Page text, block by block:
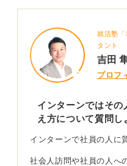
就活塾「
タント
吉田
プロフ
インターンではそ
え方について質問し
インターンで社員の人に
社会人訪問や社員の人へ